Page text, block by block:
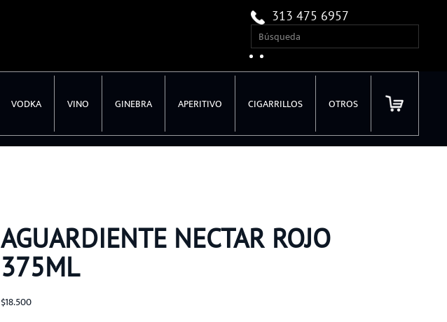
313 475 6957
VODKA VINO GINEBRA APERITIVO CIGARRILLOS OTROS
AGUARDIENTE NECTAR ROJO
375ML
$18.500